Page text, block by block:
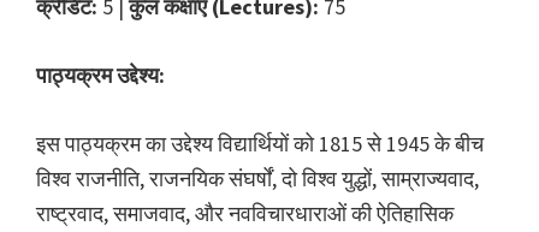
क्रेडिट: 5 |कुल कक्षाएँ (Lectures): 75
पाठ्यक्रम उद्देश्य:
इस पाठ्यक्रम का उद्देश्य विद्यार्थियों को 1815 से 1945 के बीच
विश्व राजनीति, राजनयिक संघर्षों, दो विश्व युद्धों, साम्राज्यवाद,
राष्ट्रवाद, समाजवाद, और नवविचारधाराओं की ऐतिहासिक